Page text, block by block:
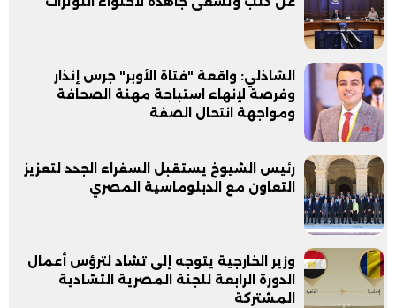
الشاذلي: واقعة "فتاة الأوبر" جرس إنذار
وفرصة لإنهاء استباحة مهنة الصحافة
ومواجهة انتحال الصفة
رئيس الشيوخ يستقبل السفراء الجدد لتعزيز
التعاون مع الدبلوماسية المصري
وزير الخارجية يتوجه إلى تشاد لترؤس أعمال
الدورة الرابعة للجنة المصرية التشادية
المشتركة